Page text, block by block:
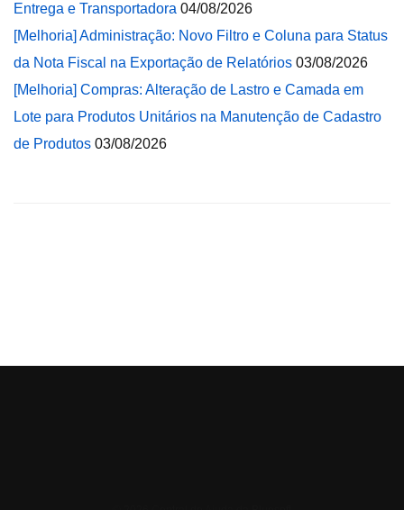
Entrega e Transportadora 04/08/2026
[Melhoria] Administração: Novo Filtro e Coluna para Status
da Nota Fiscal na Exportação de Relatórios 03/08/2026
[Melhoria] Compras: Alteração de Lastro e Camada em
Lote para Produtos Unitários na Manutenção de Cadastro
de Produtos 03/08/2026